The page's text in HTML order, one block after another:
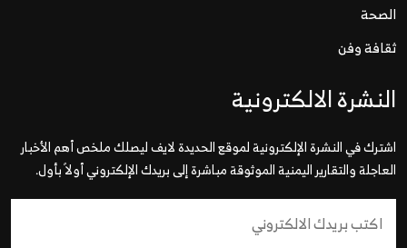
الصحة
ثقافة وفن
النشرة الالكترونية
اشترك في النشرة الإلكترونية لموقع الحديدة لايف ليصلك ملخص أهم الأخبار
العاجلة والتقارير اليمنية الموثوقة مباشرة إلى بريدك الإلكتروني أولاً بأول.